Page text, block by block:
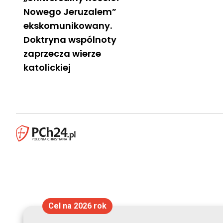
Nowego Jeruzalem”
ekskomunikowany.
Doktryna wspólnoty
zaprzecza wierze
katolickiej
Cel na 2026 rok